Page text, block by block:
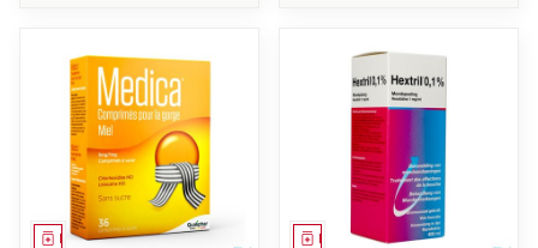
Médicament Médicament